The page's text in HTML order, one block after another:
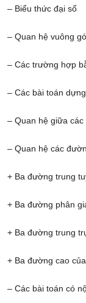
– Biểu thức đại số
– Quan hệ vuông
– Các trường hợp
– Các bài toán
– Quan hệ giữa
– Quan hệ các
+ Ba đường trung
+ Ba đường phân
+ Ba đường trung
+ Ba đường cao
– Các bài toán có